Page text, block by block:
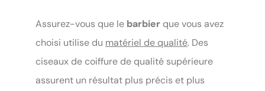
Assurez-vous que le barbier que vous avez
choisi utilise du matériel de qualité. Des
ciseaux de coiffure de qualité supérieure
assurent un résultat plus précis et plus